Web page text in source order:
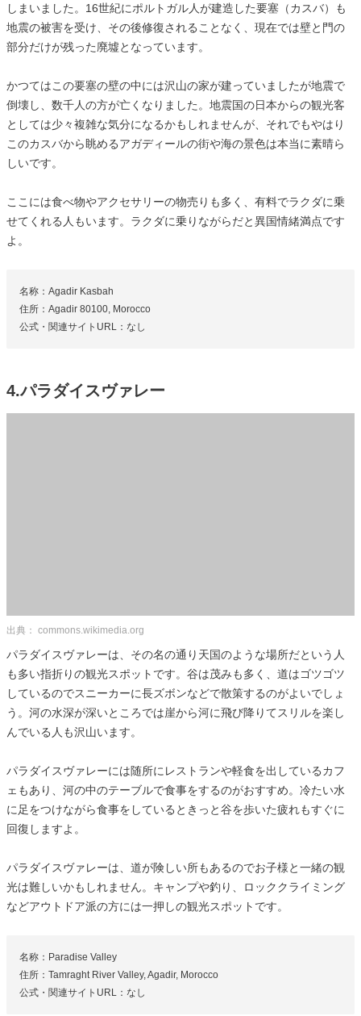
しまいました。16世紀にポルトガル人が建造した要塞（カスバ）も
地震の被害を受け、その後修復されることなく、現在では壁と門の
部分だけが残った廃墟となっています。
かつてはこの要塞の壁の中には沢山の家が建っていましたが地震で
倒壊し、数千人の方が亡くなりました。地震国の日本からの観光客
としては少々複雑な気分になるかもしれませんが、それでもやはり
このカスバから眺めるアガディールの街や海の景色は本当に素晴ら
しいです。
ここには食べ物やアクセサリーの物売りも多く、有料でラクダに乗
せてくれる人もいます。ラクダに乗りながらだと異国情緒満点です
よ。
名称：Agadir Kasbah
住所：Agadir 80100, Morocco
公式・関連サイトURL：なし
4.パラダイスヴァレー
出典： commons.wikimedia.org
パラダイスヴァレーは、その名の通り天国のような場所だという人
も多い指折りの観光スポットです。谷は茂みも多く、道はゴツゴツ
しているのでスニーカーに長ズボンなどで散策するのがよいでしょ
う。河の水深が深いところでは崖から河に飛び降りてスリルを楽し
んでいる人も沢山います。
パラダイスヴァレーには随所にレストランや軽食を出しているカフ
ェもあり、河の中のテーブルで食事をするのがおすすめ。冷たい水
に足をつけながら食事をしているときっと谷を歩いた疲れもすぐに
回復しますよ。
パラダイスヴァレーは、道が険しい所もあるのでお子様と一緒の観
光は難しいかもしれません。キャンプや釣り、ロッククライミング
などアウトドア派の方には一押しの観光スポットです。
名称：Paradise Valley
住所：Tamraght River Valley, Agadir, Morocco
公式・関連サイトURL：なし